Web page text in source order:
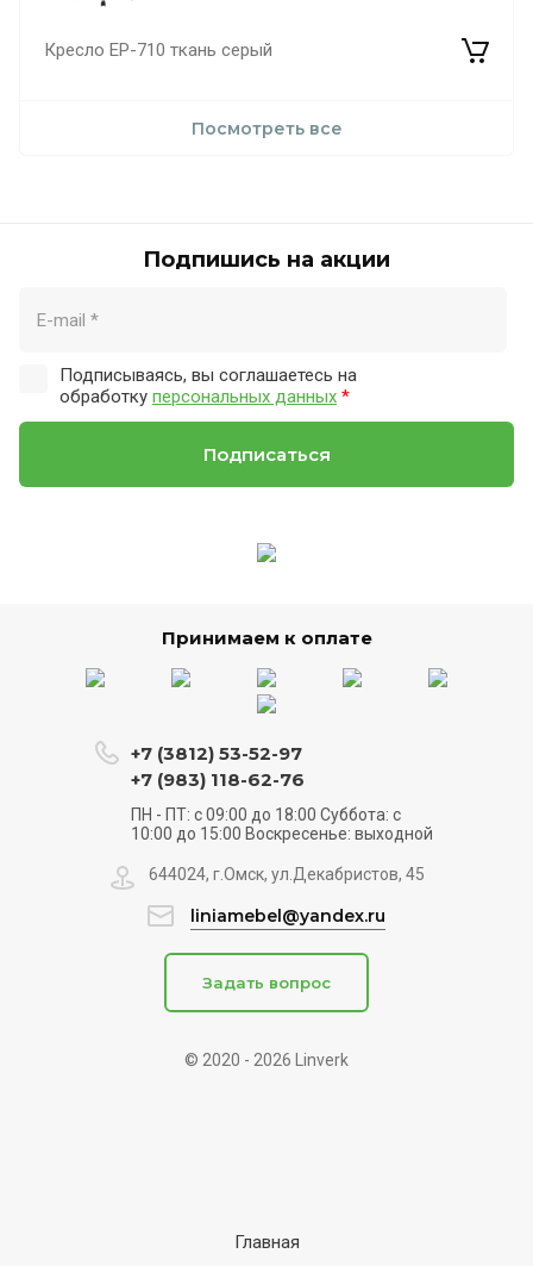
Кресло EP-710 ткань серый
Посмотреть все
Подпишись на акции
Подписываясь, вы соглашаетесь на
обработку персональных данных *
Подписаться
Принимаем к оплате
© 2020 - 2026 Linverk
+7 (3812) 53-52-97
+7 (983) 118-62-76
ПН - ПТ: с 09:00 до 18:00 Суббота: с
10:00 до 15:00 Воскресенье: выходной
644024, г.Омск, ул.Декабристов, 45
liniamebel@yandex.ru
Задать вопрос
Главная